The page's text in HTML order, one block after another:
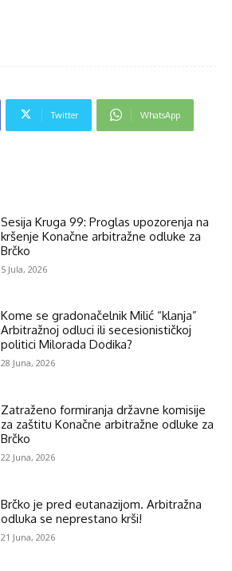
Twitter WhatsApp
Sesija Kruga 99: Proglas upozorenja na
kršenje Konačne arbitražne odluke za
Brčko
5 Jula, 2026
Kome se gradonačelnik Milić “klanja”
Arbitražnoj odluci ili secesionističkoj
politici Milorada Dodika?
28 Juna, 2026
Zatraženo formiranja državne komisije
za zaštitu Konačne arbitražne odluke za
Brčko
22 Juna, 2026
Brčko je pred eutanazijom. Arbitražna
odluka se neprestano krši!
21 Juna, 2026